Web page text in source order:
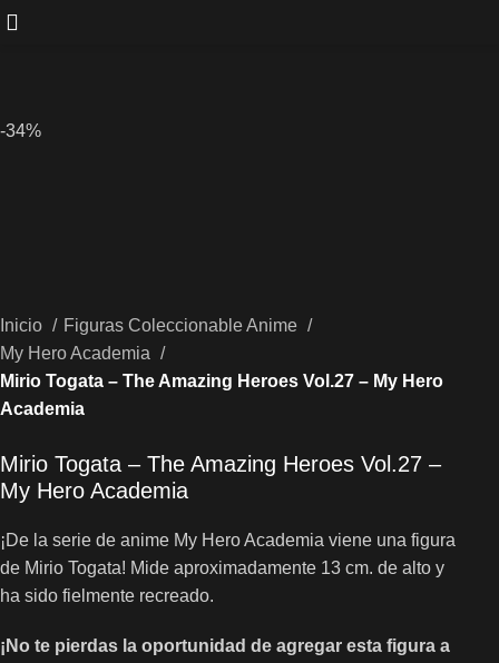
-34%
Inicio
Figuras Coleccionable Anime
My Hero Academia
Mirio Togata – The Amazing Heroes Vol.27 – My Hero
Academia
Mirio Togata – The Amazing Heroes Vol.27 –
My Hero Academia
¡De la serie de anime My Hero Academia viene una figura
de Mirio Togata! Mide aproximadamente 13 cm. de alto y
ha sido fielmente recreado.
¡No te pierdas la oportunidad de agregar esta figura a